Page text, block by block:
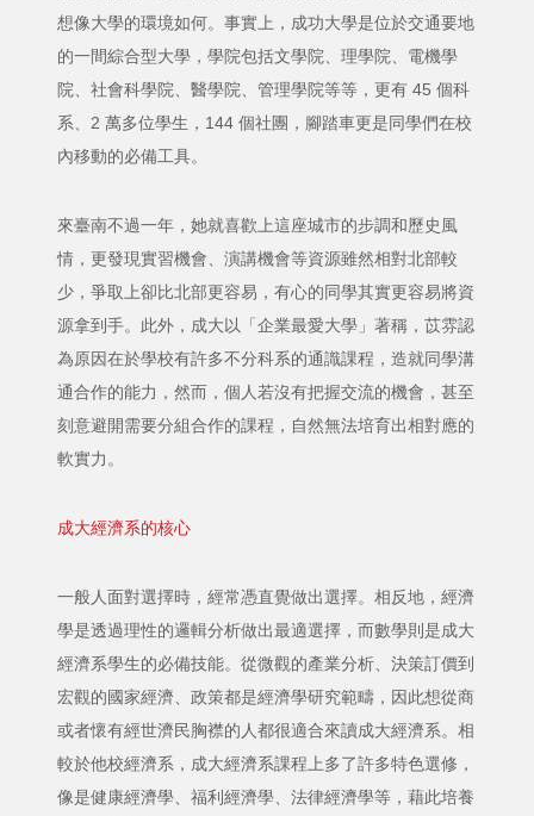
想像大學的環境如何。事實上，成功大學是位於交通要地
的一間綜合型大學，學院包括文學院、理學院、電機學
院、社會科學院、醫學院、管理學院等等，更有 45 個科
系、2 萬多位學生，144 個社團，腳踏車更是同學們在校
內移動的必備工具。
來臺南不過一年，她就喜歡上這座城市的步調和歷史風
情，更發現實習機會、演講機會等資源雖然相對北部較
少，爭取上卻比北部更容易，有心的同學其實更容易將資
源拿到手。此外，成大以「企業最愛大學」著稱，苡雰認
為原因在於學校有許多不分科系的通識課程，造就同學溝
通合作的能力，然而，個人若沒有把握交流的機會，甚至
刻意避開需要分組合作的課程，自然無法培育出相對應的
軟實力。
成大經濟系的核心
一般人面對選擇時，經常憑直覺做出選擇。相反地，經濟
學是透過理性的邏輯分析做出最適選擇，而數學則是成大
經濟系學生的必備技能。從微觀的產業分析、決策訂價到
宏觀的國家經濟、政策都是經濟學研究範疇，因此想從商
或者懷有經世濟民胸襟的人都很適合來讀成大經濟系。相
較於他校經濟系，成大經濟系課程上多了許多特色選修，
像是健康經濟學、福利經濟學、法律經濟學等，藉此培養